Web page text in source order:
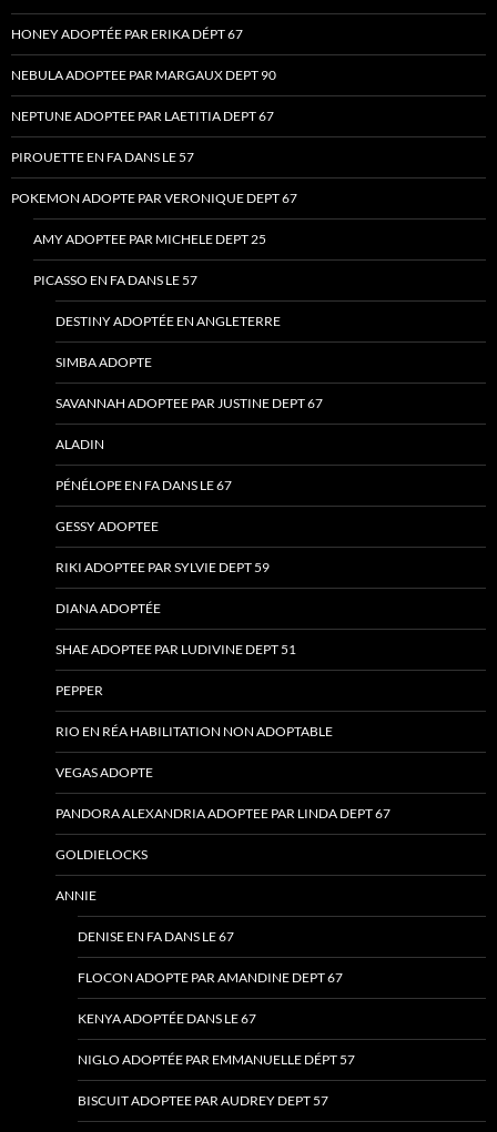
HONEY ADOPTÉE PAR ERIKA DÉPT 67
NEBULA ADOPTEE PAR MARGAUX DEPT 90
NEPTUNE ADOPTEE PAR LAETITIA DEPT 67
PIROUETTE EN FA DANS LE 57
POKEMON ADOPTE PAR VERONIQUE DEPT 67
AMY ADOPTEE PAR MICHELE DEPT 25
PICASSO EN FA DANS LE 57
DESTINY ADOPTÉE EN ANGLETERRE
SIMBA ADOPTE
SAVANNAH ADOPTEE PAR JUSTINE DEPT 67
ALADIN
PÉNÉLOPE EN FA DANS LE 67
GESSY ADOPTEE
RIKI ADOPTEE PAR SYLVIE DEPT 59
DIANA ADOPTÉE
SHAE ADOPTEE PAR LUDIVINE DEPT 51
PEPPER
RIO EN RÉA HABILITATION NON ADOPTABLE
VEGAS ADOPTE
PANDORA ALEXANDRIA ADOPTEE PAR LINDA DEPT 67
GOLDIELOCKS
ANNIE
DENISE EN FA DANS LE 67
FLOCON ADOPTE PAR AMANDINE DEPT 67
KENYA ADOPTÉE DANS LE 67
NIGLO ADOPTÉE PAR EMMANUELLE DÉPT 57
BISCUIT ADOPTEE PAR AUDREY DEPT 57